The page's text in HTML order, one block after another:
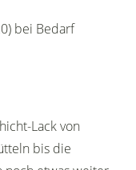
bei Bedarf
Lack von
bis die